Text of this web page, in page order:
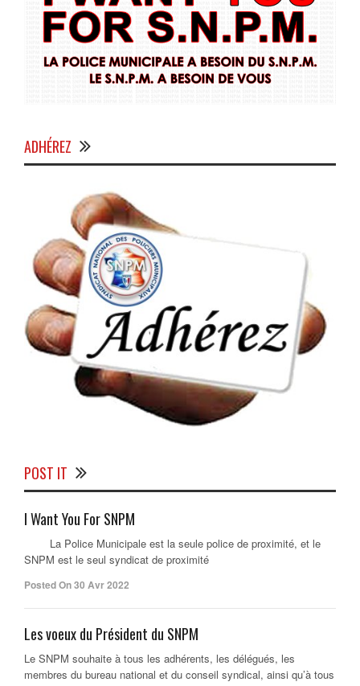
ADHÉREZ
POST IT
I Want You For SNPM
La Police Municipale est la seule police de proximité, et le
SNPM est le seul syndicat de proximité
Posted On 30 Avr 2022
Les voeux du Président du SNPM
Le SNPM souhaite à tous les adhérents, les délégués, les
membres du bureau national et du conseil syndical, ainsi qu’à tous